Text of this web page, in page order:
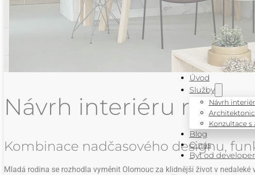
Úvod
Služby
Návrh
Konzultace
Blog
O nás
Byt od
Návrh interiéru
Kombinace nadčasového designu,
Mladá rodina se rozhodla vyměnit Olomouc za klidnější život v nedaleké